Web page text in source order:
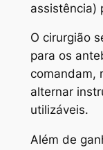
assistência)
O cirurgião
para os
comandam,
alternar
utilizáveis.
Além de